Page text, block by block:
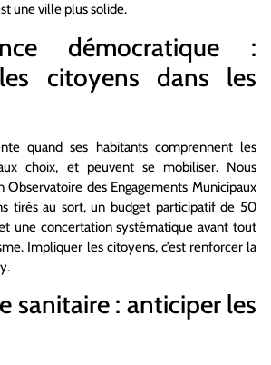
une ville plus solide.
démocratique :
citoyens dans les
quand ses habitants comprennent les
choix, et peuvent se mobiliser. Nous
des Engagements Municipaux
tirés au sort, un budget participatif de 50
une concertation systématique avant tout
Impliquer les citoyens, c’est renforcer la
sanitaire : anticiper les